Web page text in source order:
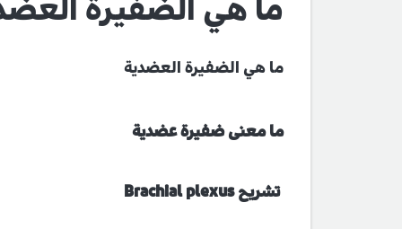
ما هي الضفيرة
ما هي الضفيرة العضدية
ما معنى ضفيرة عضدية
تشريح Brachial plexus